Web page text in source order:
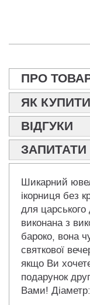
ПРО
ЯК КУПИТИ
ВІДГУКИ
ЗАПИТАТИ
Шикарний
ікорниця без
для царського
виконана з
бароко, вона
святкової
якщо Ви
подарунок
Вами!